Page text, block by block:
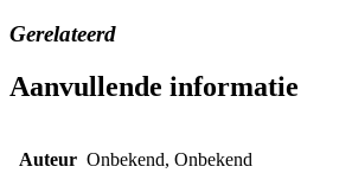
Gerelateerd
Aanvullende informatie
Auteur Onbekend, Onbekend